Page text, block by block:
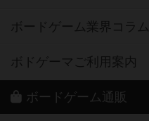
ボードゲーム業界コラム
ボドゲーマご利用案内
ボードゲーム通販